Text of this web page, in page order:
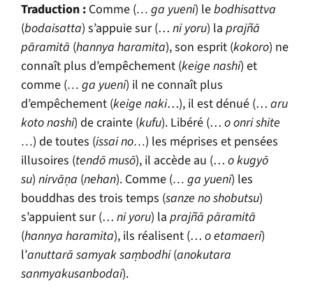
Traduction : Comme (… ga yueni) lebodhisattva
(bodaisatta) s’appuie sur (… ni yoru) la prajñā
pāramitā (hannya haramita), son esprit (kokoro) ne
connaît plus d’empêchement (keige nashi) et
comme (… ga yueni) il ne connaît plus
d’empêchement (keige naki…), il est dénué (… aru
koto nashi) de crainte (kufu). Libéré (… o onri shite
…) de toutes (issai no…) les méprises et pensées
illusoires (tendō musō), il accède au (… o kugyō
su) nirvāṇa (nehan). Comme (… ga yueni) les
bouddhas des trois temps (sanze no shobutsu)
s’appuient sur (… ni yoru) la prajñā pāramitā
(hannya haramita), ils réalisent (… o etamaeri)
l’anuttarā samyak saṃbodhi(anokutara
sanmyakusanbodai).